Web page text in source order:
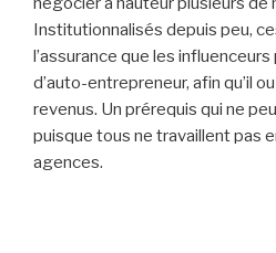
Institutionnalisés depuis peu,
l’assurance que les
d’auto-entrepreneur, afin qu’il
revenus. Un prérequis qui ne
puisque tous ne travaillent pas
agences.